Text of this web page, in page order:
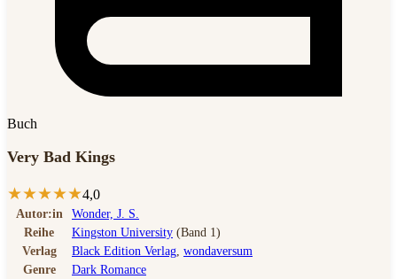
Buch
Very Bad Kings
★★★★★4,0
Autor:in
Wonder, J. S.
Reihe
Kingston University (Band 1)
Verlag
Black Edition Verlag wondaversum
Genre
Dark Romance